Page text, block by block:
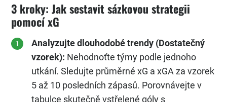
3 kroky: Jak sestavit sázkovou strategii
pomocí xG
Analyzujte dlouhodobé trendy (Dostatečný
vzorek): Nehodnoťte týmy podle jednoho
utkání. Sledujte průměrné xG a xGA za vzorek
5 až 10 posledních zápasů. Porovnávejte v
tabulce skutečně vstřelené góly s